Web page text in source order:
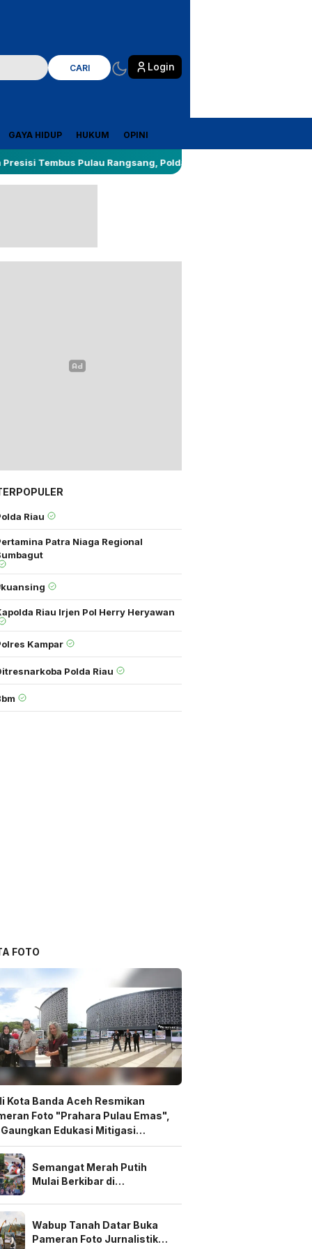
CARI Login
GAYA HIDUP HUKUM OPINI
Pulau Rangsang, Polda Riau Bawa Bantuan dan Tanam 2.200
Riau
Patra Niaga Regional
Riau Irjen Pol Herry Heryawan
Kampar
Polda Riau
FOTO
Kota Banda Aceh Resmikan
Foto "Prahara Pulau Emas",
Gaungkan Edukasi Mitigasi
Semangat Merah Putih
Mulai Berkibar di
Sambut HUT ke-81 RI
Wabup Tanah Datar Buka
Pameran Foto Jurnalistik